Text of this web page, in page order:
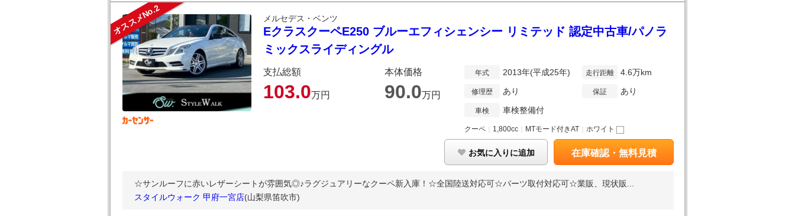
オススメNo.2 メルセデス・ベンツ
EクラスクーペE250 ブルーエフィシェンシー リミテッド 認定中古車/パノラ
ミックスライディングル
支払総額
103.0万円
本体価格
90.0万円
年式 2013年(平成25年)
修理歴 あり
車検 車検整備付
走行距離 4.6万km
保証 あり
クーペ 1,800cc MTモード付きAT ホワイト
お気に入りに追加 在庫確認・無料見積
☆サンルーフに赤いレザーシートが雰囲気◎♪ラグジュアリーなクーペ新入庫！☆全国陸送対応可☆パーツ取付対応可☆業販、現状販...
スタイルウォーク 甲府一宮店(山梨県笛吹市)